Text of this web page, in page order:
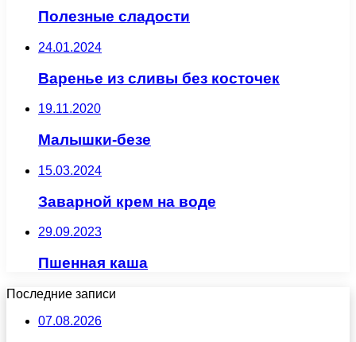
Полезные сладости
24.01.2024
Варенье из сливы без косточек
19.11.2020
Малышки-безе
15.03.2024
Заварной крем на воде
29.09.2023
Пшенная каша
Последние записи
07.08.2026